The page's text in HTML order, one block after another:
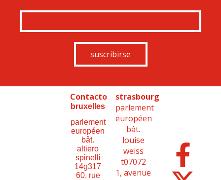
suscribirse
Contacto
bruxelles
parlement
européen
bât.
altiero
spinelli
14g317
60, rue
strasbourg
parlement
européen
bât.
louise
weiss
t07072
1, avenue